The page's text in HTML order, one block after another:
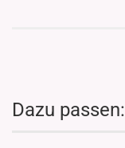
Dazu passen: